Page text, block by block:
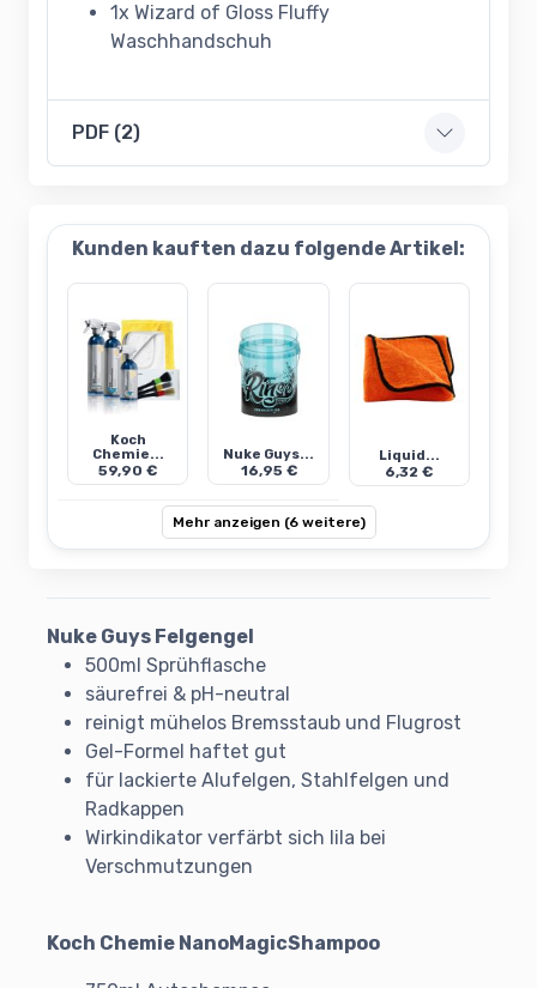
1x Wizard of Gloss Fluffy
Waschhandschuh
PDF (2)
Kunden kauften dazu folgende Artikel:
Koch
Chemie...
59,90 €
Nuke Guys...
16,95 €
Liquid...
6,32 €
Mehr anzeigen (6 weitere)
Nuke Guys Felgengel
500ml Sprühflasche
säurefrei & pH-neutral
reinigt mühelos Bremsstaub und Flugrost
Gel-Formel haftet gut
für lackierte Alufelgen, Stahlfelgen und
Radkappen
Wirkindikator verfärbt sich lila bei
Verschmutzungen
Koch Chemie NanoMagicShampoo